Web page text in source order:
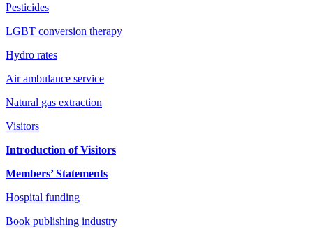
Pesticides
LGBT conversion therapy
Hydro rates
Air ambulance service
Natural gas extraction
Visitors
Introduction of Visitors
Members’ Statements
Hospital funding
Book publishing industry